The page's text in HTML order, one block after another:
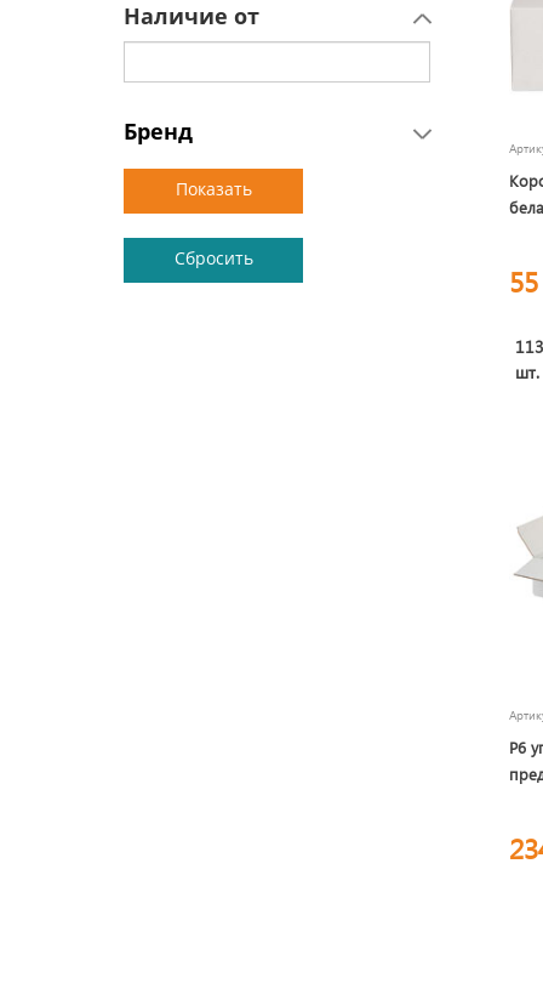
Наличие от
Бренд
шт.
P6